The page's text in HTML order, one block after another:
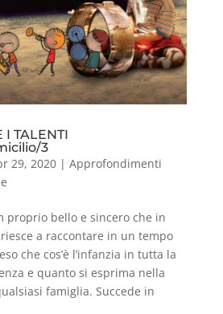
I TALENTI
3
29, 2020| Approfondimenti
proprio bello e sincero che in
a raccontare in un tempo
che cos’è l’infanzia in tutta la
e quanto si esprima nella
famiglia. Succede in